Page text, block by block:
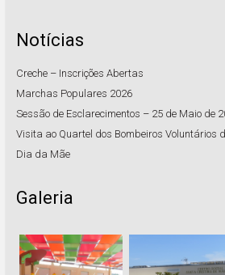
Notícias
Creche – Inscrições Abertas
Marchas Populares 2026
Sessão de Esclarecimentos – 25 de Maio de
Visita ao Quartel dos Bombeiros Voluntários
Dia da Mãe
Galeria